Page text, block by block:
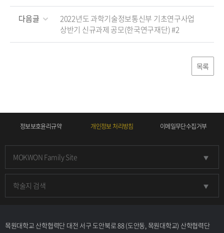
다음글
2022년도 과학기술정보통신부 기초연구사업
상반기 신규과제 공모(한국연구재단) #2
목록
정보보호윤리규약 개인정보 처리방침 이메일무단수집거부
MOKWON Family Site
학술지 검색
목원대학교 산학협력단 대전 서구 도안북로 88 (도안동, 목원대학교) 산학협력단